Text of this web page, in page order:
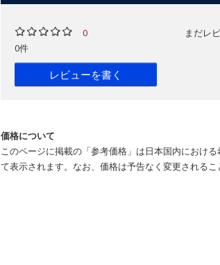
0
0件
レビューを書く
まだレ
価格について
このページに掲載の「参考価格」は日本国内におけ
て表示されます。なお、価格は予告なく変更される